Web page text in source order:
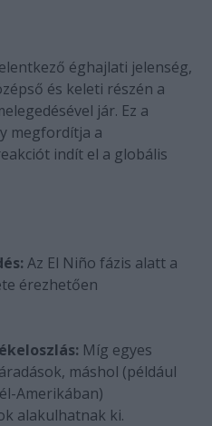
éghajlati jelenség,
és keleti részén a
jár. Ez a
megfordítja a
indít el a globális
Az El Niño fázis alatt a
érezhetően
Míg egyes
máshol (például
Amerikában)
alakulhatnak ki.